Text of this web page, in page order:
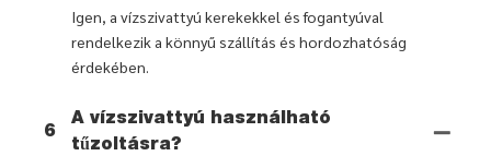
Igen, a vízszivattyú kerekekkel és fogantyúval
rendelkezik a könnyű szállítás és hordozhatóság
érdekében.
6
A vízszivattyú használható
tűzoltásra?